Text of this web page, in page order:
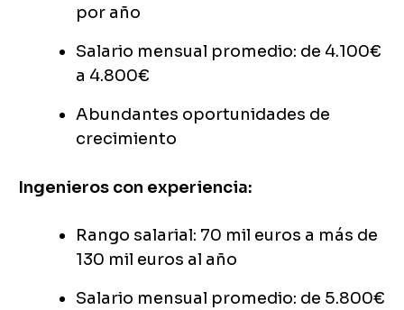
por año
Salario mensual promedio: de 4.100€
a 4.800€
Abundantes oportunidades de
crecimiento
Ingenieros con experiencia:
Rango salarial: 70 mil euros a más de
130 mil euros al año
Salario mensual promedio: de 5.800€